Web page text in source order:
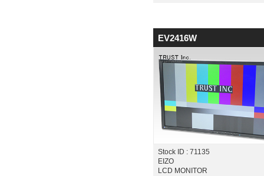
EV2416W
Stock ID : 71135
EIZO
LCD MONITOR